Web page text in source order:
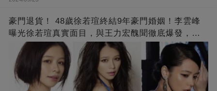
豪門退貨！ 48歲徐若瑄終結9年豪門婚姻！李雲峰
曝光徐若瑄真實面目，與王力宏醜聞徹底爆發，原
來李靚蕾說的都是真的 ！